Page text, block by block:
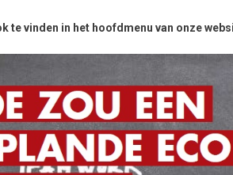
te vinden in het hoofdmenu van onze